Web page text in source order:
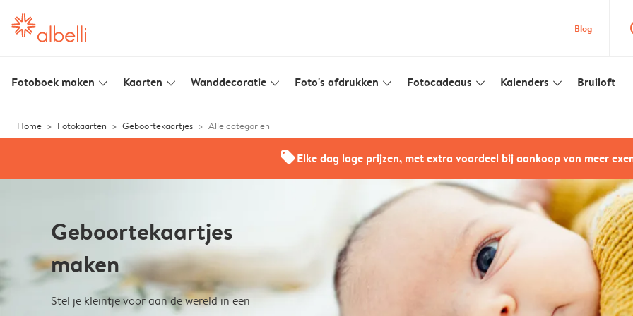
Blog
Fotoboek maken slim_arrow_down Kaarten slim_arrow_down Wanddecoratie slim_arrow_down Foto's afdrukken slim_arrow_down Fotocadeaus slim_arrow_down Kalenders slim_arrow_down Bruiloft
Home Fotokaarten Geboortekaartjes Alle categoriën
offersElke dag lage prijzen, met extra voordeel bij aankoop van meer
Geboortekaartjes
maken
Stel je kleintje voor aan de wereld in een